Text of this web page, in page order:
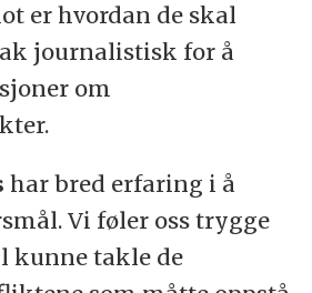
er hvordan de skal
journalistisk for å
om
har bred erfaring i å
Vi føler oss trygge
kunne takle de